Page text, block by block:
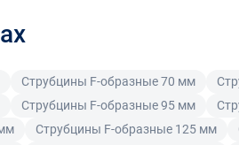
Струбцины F-образные 70 мм
Струбцины F-образные 95 мм
Струбцины F-образные 125 мм